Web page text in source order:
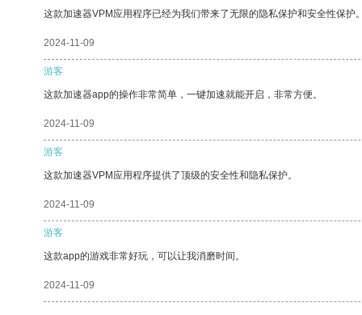
这款加速器VPM应用程序已经为我们带来了无限的隐私保护和安全性保护
2024-11-09
游客
这款加速器app的操作非常简单，一键加速就能开启，非常方便。
2024-11-09
游客
这款加速器VPM应用程序提供了顶级的安全性和隐私保护。
2024-11-09
游客
这款app的游戏非常好玩，可以让我消磨时间。
2024-11-09